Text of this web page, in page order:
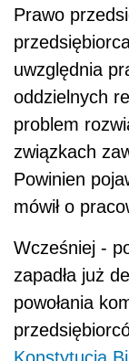
Prawo
uwzględnia
oddzielnych
problem
związkach
Powinien
mówił o
Wcześniej -
zapadła już
powołania